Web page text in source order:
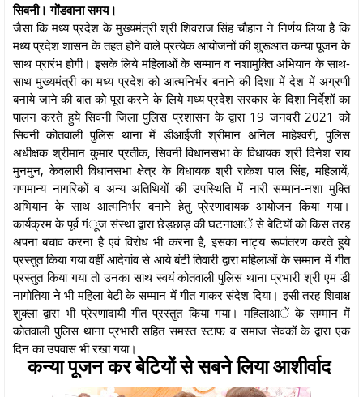
सिवनी। गोंडवाना समय।
जैसा कि मध्य प्रदेश के मुख्यमंत्री श्री शिवराज सिंह चौहान ने निर्णय लिया है कि
मध्य प्रदेश शासन के तहत होने वाले प्रत्येक आयोजनों की शुरूआत कन्या पूजन के
साथ प्रारंभ होगी। इसके लिये महिलाओं के सम्मान व नशामुक्ति अभियान के साथ-
साथ मुख्यमंत्री का मध्य प्रदेश को आत्मनिर्भर बनाने की दिशा में देश में अग्रणी
बनाये जाने की बात को पूरा करने के लिये मध्य प्रदेश सरकार के दिशा निर्देशों का
पालन करते हुये सिवनी जिला पुलिस प्रशासन के द्वारा 19 जनवरी 2021 को
सिवनी कोतवाली पुलिस थाना में डीआईजी श्रीमान अनिल माहेश्वरी, पुलिस
अधीक्षक श्रीमान कुमार प्रतीक, सिवनी विधानसभा के विधायक श्री दिनेश राय
मुनमुन, केवलारी विधानसभा क्षेत्र के विधायक श्री राकेश पाल सिंह, महिलायें,
गणमान्य नागरिकों व अन्य अतिथियों की उपस्थिति में नारी सम्मान-नशा मुक्ति
अभियान के साथ आत्मनिर्भर बनाने हेतु प्रेरणादायक आयोजन किया गया।
कार्यक्रम के पूर्व गंूज संस्था द्वारा छेड़छाड़ की घटनाआें से बेटियों को किस तरह
अपना बचाव करना है एवं विरोध भी करना है, इसका नाट्य रूपांतरण करते हुये
प्रस्तुत किया गया वहीं आदेगांव से आये बंटी तिवारी द्वारा महिलाओं के सम्मान में गीत
प्रस्तुत किया गया तो उनका साथ स्वयं कोतवाली पुलिस थाना प्रभारी श्री एम डी
नागोतिया ने भी महिला बेटी के सम्मान में गीत गाकर संदेश दिया। इसी तरह शिवाक्ष
शुक्ला द्वारा भी प्रेरणादायी गीत प्रस्तुत किया गया। महिलाआें के सम्मान में
कोतवाली पुलिस थाना प्रभारी सहित समस्त स्टाफ व समाज सेवकों के द्वारा एक
दिन का उपवास भी रखा गया।
कन्या पूजन कर बेटियों से सबने लिया आशीर्वाद